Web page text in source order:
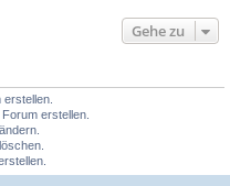
Gehe zu
erstellen.
ändern.
löschen.